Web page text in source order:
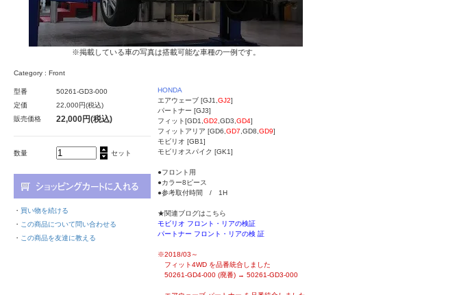
※掲載している車の写真は搭載可能な車種の一例です。
Category : Front
型番
50261-GD3-000
定価
22,000円(税込)
販売価格
22,000円(税込)
数量 セット
・ 買い物を続ける
・ この商品について問い合わせる
・ この商品を友達に教える
HONDA
エアウェーブ [GJ1, GJ2]
パートナー [GJ3]
フィット[GD1, GD2 ,GD3, GD4]
フィットアリア [GD6, GD7 ,GD8, GD9]
モビリオ [GB1]
モビリオスパイク [GK1]
●フロント用
●カラー8ピース
●参考取付時間 / 1H
★関連ブログはこちら
モビリオ フロント・リアの検証
パートナー フロント・リアの検 証
※2018/03～
フィット4WD を品番統合しました
50261-GD4-000 (廃番) → 50261-GD3-000